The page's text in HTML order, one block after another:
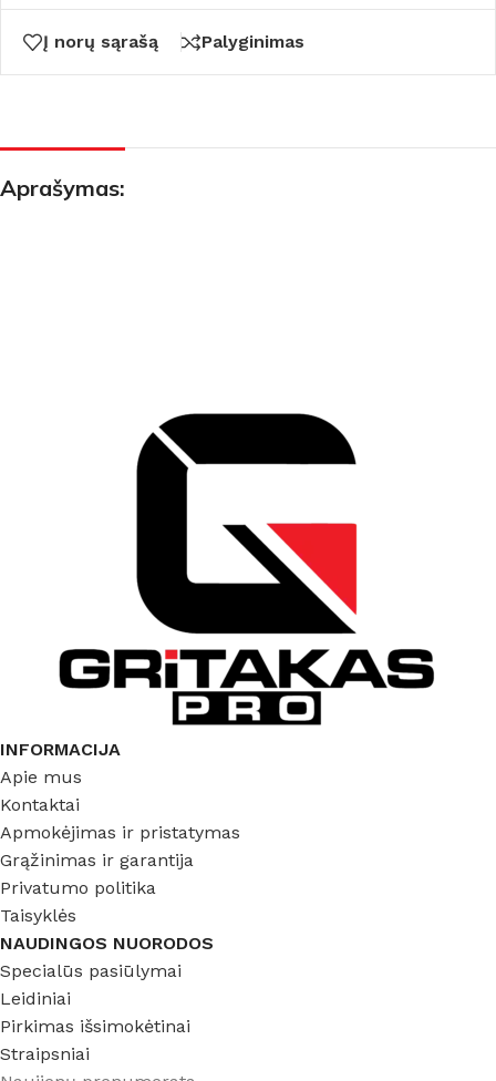
Į norų sąrašą Palyginimas
Aprašymas:
INFORMACIJA
Apie mus
Kontaktai
Apmokėjimas ir pristatymas
Grąžinimas ir garantija
Privatumo politika
Taisyklės
NAUDINGOS NUORODOS
Specialūs pasiūlymai
Leidiniai
Pirkimas išsimokėtinai
Straipsniai